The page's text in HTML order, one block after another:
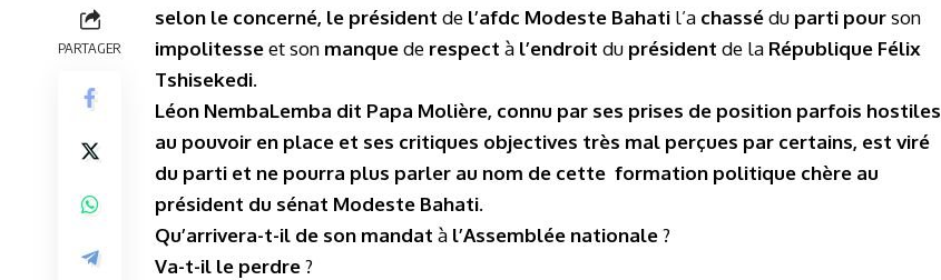
PARTAGER
selon le concerné, le président de l’afdc Modeste Bahati l’a chassédu parti pourson
impolitesseet son manquede respect à l’endroit du président de la République Félix
Tshisekedi.
Léon NembaLemba dit Papa Molière, connu par ses prises de position parfois hostiles
au pouvoir en place et ses critiques objectives très mal perçues par certains, est viré
du parti et ne pourra plus parler au nom de cette formation politique chère au
président du sénat Modeste Bahati.
Qu’arrivera-t-il de son mandat à l’Assemblée nationale?
Va-t-il le perdre?